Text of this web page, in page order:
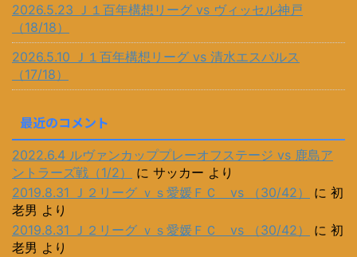
2026.5.23 Ｊ１百年構想リーグ vs ヴィッセル神戸
（18/18）
2026.5.10 Ｊ１百年構想リーグ vs 清水エスパルス
（17/18）
最近のコメント
2022.6.4 ルヴァンカッププレーオフステージ vs 鹿島ア
ントラーズ戦（1/2）
に サッカー より
2019.8.31 Ｊ２リーグ ｖｓ愛媛ＦＣ vs （30/42）
に 初
老男 より
2019.8.31 Ｊ２リーグ ｖｓ愛媛ＦＣ vs （30/42）
に 初
老男 より